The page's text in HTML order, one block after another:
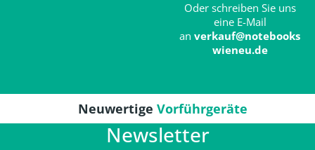
Oder schreiben Sie uns
eine E-Mail
an verkauf@notebooks
wieneu.de
Neuwertige Vorführgeräte
Newsletter